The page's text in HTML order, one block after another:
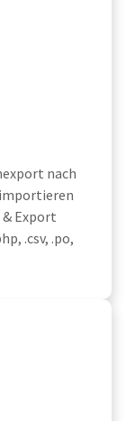
nach
Export
.csv, .po,